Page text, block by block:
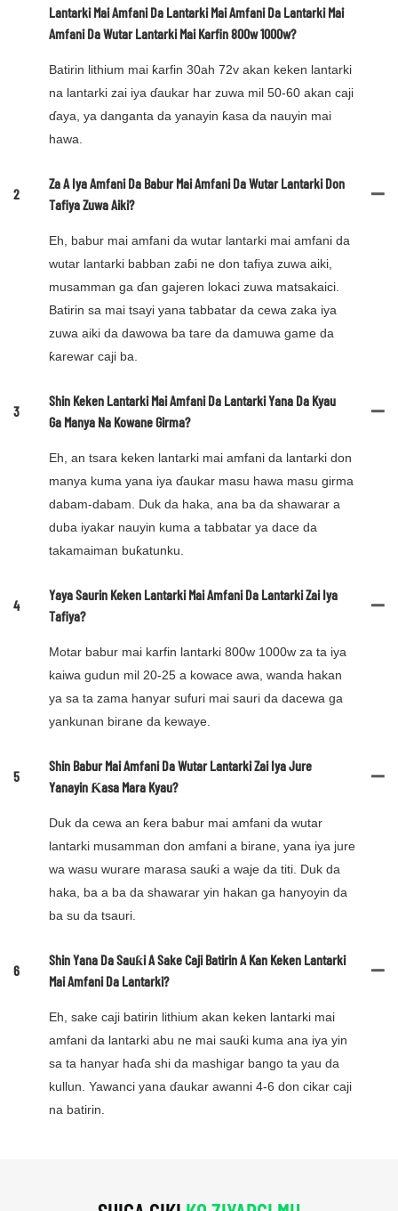
Lantarki Mai Amfani Da Lantarki Mai Amfani Da Lantarki Mai
Amfani Da Wutar Lantarki Mai Karfin 800w 1000w?
Batirin lithium mai ƙarfin 30ah 72v akan keken lantarki
na lantarki zai iya ɗaukar har zuwa mil 50-60 akan caji
ɗaya, ya danganta da yanayin ƙasa da nauyin mai
hawa.
2
Za A Iya Amfani Da Babur Mai Amfani Da Wutar Lantarki Don
Tafiya Zuwa Aiki?
Eh, babur mai amfani da wutar lantarki mai amfani da
wutar lantarki babban zaɓi ne don tafiya zuwa aiki,
musamman ga ɗan gajeren lokaci zuwa matsakaici.
Batirin sa mai tsayi yana tabbatar da cewa zaka iya
zuwa aiki da dawowa ba tare da damuwa game da
ƙarewar caji ba.
3
Shin Keken Lantarki Mai Amfani Da Lantarki Yana Da Kyau
Ga Manya Na Kowane Girma?
Eh, an tsara keken lantarki mai amfani da lantarki don
manya kuma yana iya ɗaukar masu hawa masu girma
dabam-dabam. Duk da haka, ana ba da shawarar a
duba iyakar nauyin kuma a tabbatar ya dace da
takamaiman buƙatunku.
4
Yaya Saurin Keken Lantarki Mai Amfani Da Lantarki Zai Iya
Tafiya?
Motar babur mai karfin lantarki 800w 1000w za ta iya
kaiwa gudun mil 20-25 a kowace awa, wanda hakan
ya sa ta zama hanyar sufuri mai sauri da dacewa ga
yankunan birane da kewaye.
5
Shin Babur Mai Amfani Da Wutar Lantarki Zai Iya Jure
Yanayin Ƙasa Mara Kyau?
Duk da cewa an ƙera babur mai amfani da wutar
lantarki musamman don amfani a birane, yana iya jure
wa wasu wurare marasa sauƙi a waje da titi. Duk da
haka, ba a ba da shawarar yin hakan ga hanyoyin da
ba su da tsauri.
6
Shin Yana Da Sauƙi A Sake Caji Batirin A Kan Keken Lantarki
Mai Amfani Da Lantarki?
Eh, sake caji batirin lithium akan keken lantarki mai
amfani da lantarki abu ne mai sauƙi kuma ana iya yin
sa ta hanyar haɗa shi da mashigar bango ta yau da
kullun. Yawanci yana ɗaukar awanni 4-6 don cikar caji
na batirin.